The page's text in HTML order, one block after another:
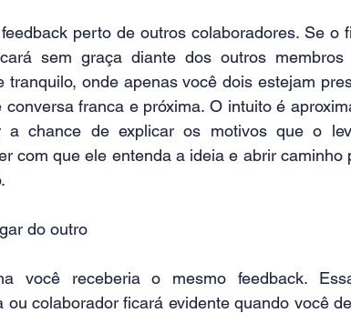
perto de outros colaboradores. Se o
sem graça diante dos outros
tranquilo, onde apenas você dois estejam
franca e próxima. O intuito é
a chance de explicar os motivos que o
com que ele entenda a ideia e abrir caminho
do outro
você receberia o mesmo feedback.
ou colaborador ficará evidente quando você